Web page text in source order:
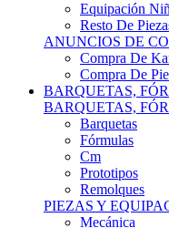
ANUNCIOS DE
Compra De
Compra De
BARQUETAS,
BARQUETAS,
Barquetas
Fórmulas
Cm
Prototipos
Remolques
PIEZAS Y
Mecánica
Electrónica